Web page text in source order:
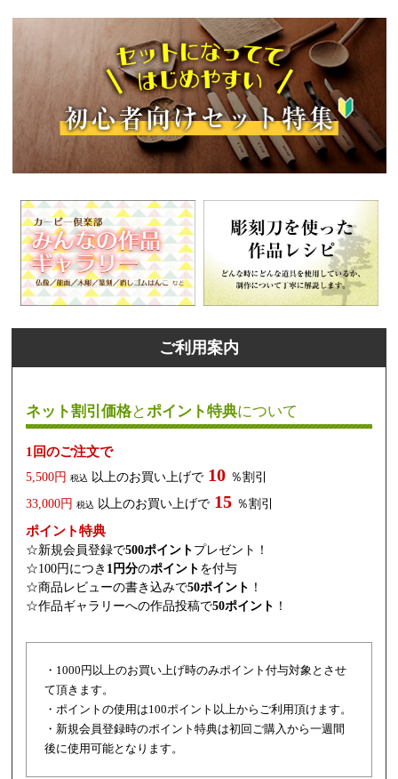
ご利用案内
ネット割引価格とポイント特典について
1回のご注文で
5,500円 税込 以上のお買い上げで 10 ％割引
33,000円 税込 以上のお買い上げで 15 ％割引
ポイント特典
☆新規会員登録で500ポイント プレゼント！
☆100円につき 1円分のポイント を付与
☆商品レビューの書き込みで50ポイント ！
☆作品ギャラリーへの作品投稿で50ポイント ！
・1000円以上のお買い上げ時のみポイント付与対象とさせ
て頂きます。
・ポイントの使用は100ポイント以上からご利用頂けます。
・新規会員登録時のポイント特典は初回ご購入から一週間
後に使用可能となります。